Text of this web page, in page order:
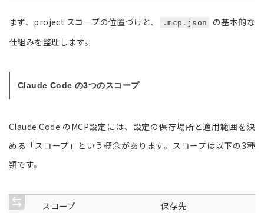
まず、project スコープの位置づけと、 .mcp.json
の基本的な
仕組みを整理します。
Claude Code の3つのスコープ
Claude Code のMCP設定には、設定の保存場所と適用範囲を決
める「スコープ」という概念があります。スコープは以下の3種
類です。
スコープ
保存先